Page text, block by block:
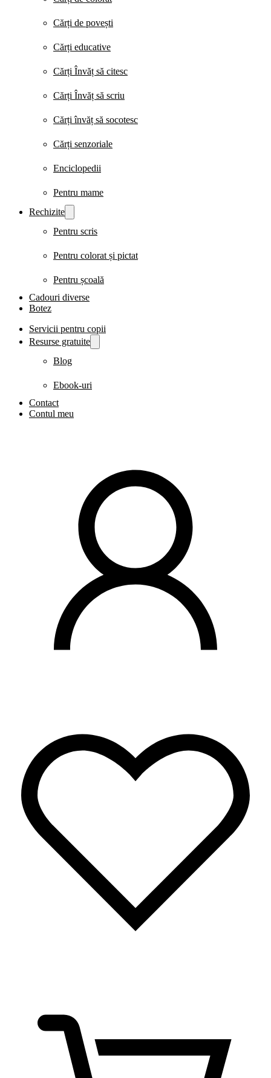
Cărți de povești
Cărți educative
Cărți Învăț să citesc
Cărți Învăț să scriu
Cărți învăț să socotesc
Cărți senzoriale
Enciclopedii
Pentru mame
Rechizite
Pentru scris
Pentru colorat și pictat
Pentru școală
Cadouri diverse
Botez
Servicii pentru copii
Resurse gratuite
Blog
Ebook-uri
Contact
Contul meu